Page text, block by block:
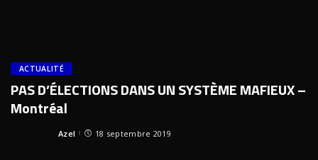
ACTUALITÉ
PAS D’ÉLECTIONS DANS UN SYSTÈME MAFIEUX –
Montréal
Posted
Azel 18 septembre 2019